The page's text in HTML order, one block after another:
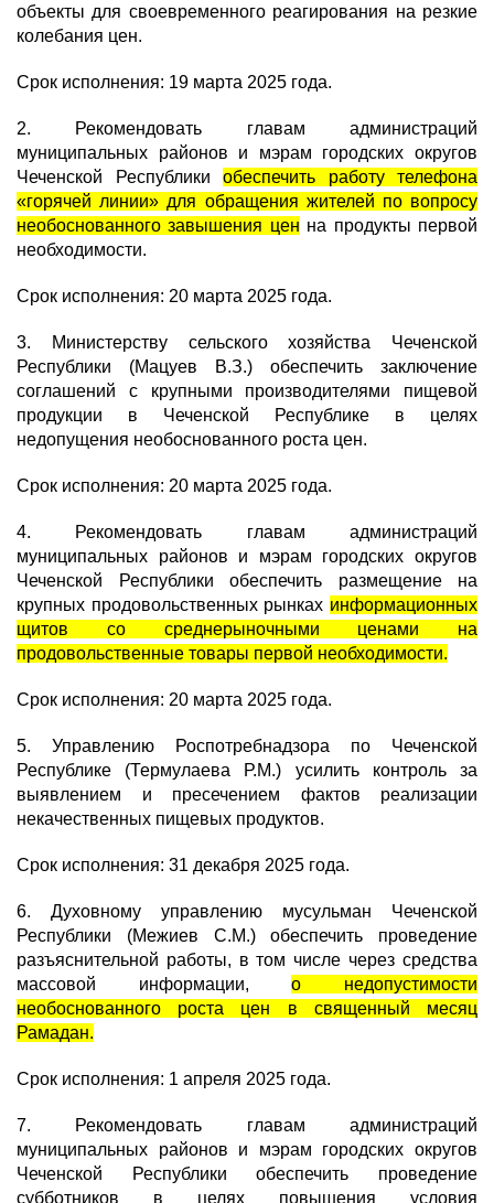
объекты для своевременного реагирования на резкие
колебания цен.
Срок исполнения: 19 марта 2025 года.
2. Рекомендовать главам администраций
муниципальных районов и мэрам городских округов
Чеченской Республики обеспечить работу телефона
«горячей линии» для обращения жителей по вопросу
необоснованного завышения цен на продукты первой
необходимости.
Срок исполнения: 20 марта 2025 года.
3. Министерству сельского хозяйства Чеченской
Республики (Мацуев В.З.) обеспечить заключение
соглашений с крупными производителями пищевой
продукции в Чеченской Республике в целях
недопущения необоснованного роста цен.
Срок исполнения: 20 марта 2025 года.
4. Рекомендовать главам администраций
муниципальных районов и мэрам городских округов
Чеченской Республики обеспечить размещение на
крупных продовольственных рынках информационных
щитов со среднерыночными ценами на
продовольственные товары первой необходимости.
Срок исполнения: 20 марта 2025 года.
5. Управлению Роспотребнадзора по Чеченской
Республике (Термулаева Р.М.) усилить контроль за
выявлением и пресечением фактов реализации
некачественных пищевых продуктов.
Срок исполнения: 31 декабря 2025 года.
6.
Духовному управлению мусульман Чеченской
Республики (Межиев С.М.) обеспечить проведение
разъяснительной работы, в том числе через средства
массовой информации,о недопустимости
необоснованного роста цен в священный месяц
Рамадан.
Срок исполнения: 1 апреля 2025 года.
7. Рекомендовать главам администраций
муниципальных районов и мэрам городских округов
Чеченской Республики обеспечить проведение
субботников в целях повышения условия